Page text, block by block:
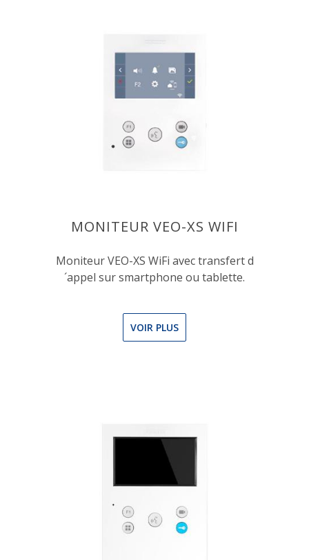
MONITEUR VEO-XS WIFI
Moniteur VEO-XS WiFi avec transfert d
´appel sur smartphone ou tablette.
VOIR PLUS